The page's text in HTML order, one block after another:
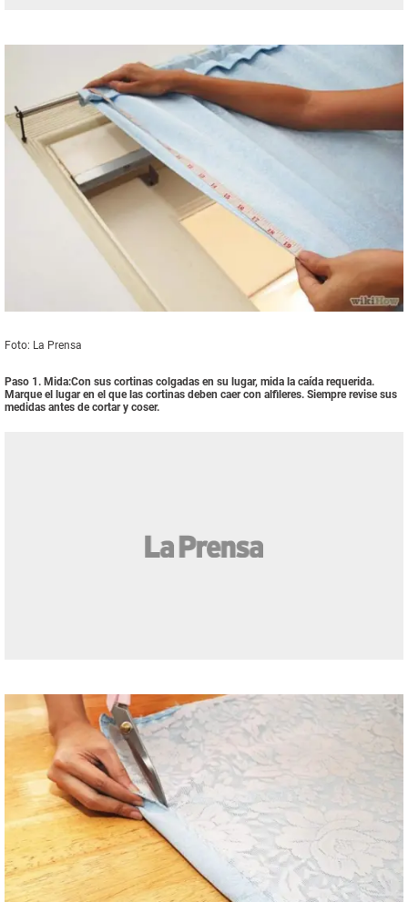
Foto: La Prensa
Paso 1. Mida:Con sus cortinas colgadas en su lugar, mida la caída requerida.
Marque el lugar en el que las cortinas deben caer con alfileres. Siempre revise sus
medidas antes de cortar y coser.